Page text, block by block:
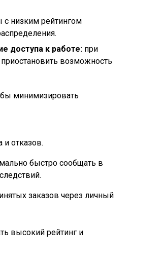
с низким рейтингом
доступа к работе: при
возможность
минимизировать
и отказов.
быстро сообщать в
заказов через личный
высокий рейтинг и